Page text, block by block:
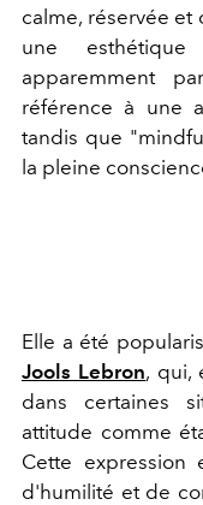
calme, réservée et
une
apparemment
référence à une
tandis que
la pleine
Elle a été
Jools Lebron, qui,
dans certaines
attitude comme
Cette expression
d'humilité et de